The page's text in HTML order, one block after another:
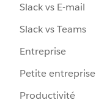
Slack vs E-mail
Slack vs Teams
Entreprise
Petite entreprise
Productivité